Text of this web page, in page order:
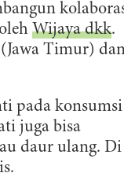
Wijaya dkk.
Timur)
pada konsumsi
juga bisa
daur ulang. Di